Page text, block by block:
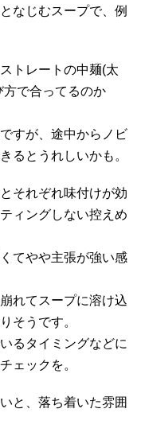
なじむスープで、例
トレートの中麺(太
方で合ってるのか
すが、途中からノビ
るとうれしいかも。
それぞれ味付けが効
ィングしない控えめ
てやや主張が強い感
れてスープに溶け込
そうです。
るタイミングなどに
ェックを。
と、落ち着いた雰囲